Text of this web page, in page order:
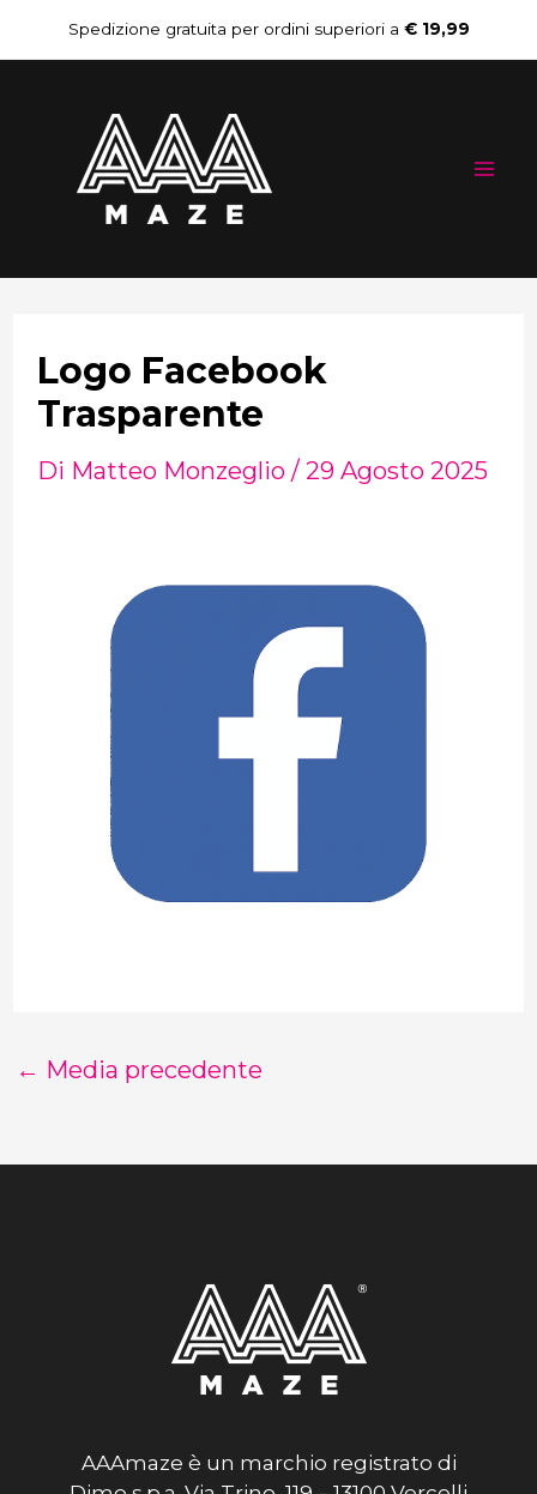
al
contenuto
Spedizione gratuita per ordini superiori a € 19,99
Logo Facebook
Trasparente
Di Matteo Monzeglio / 29 Agosto 2025
Navigazione
articoli
← Media precedente
AAAmaze è un marchio registrato di